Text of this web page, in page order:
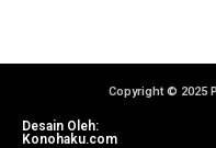
Copyright © 2025
Desain Oleh:
Konohaku.com